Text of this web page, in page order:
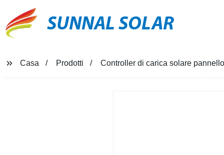
SUNNAL SOLAR
Casa Prodotti Controller di carica solare